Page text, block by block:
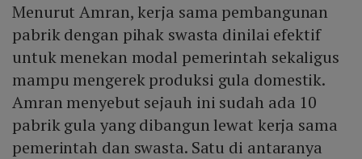
Menurut Amran, kerja sama pembangunan
pabrik dengan pihak swasta dinilai efektif
untuk menekan modal pemerintah sekaligus
mampu mengerek produksi gula domestik.
Amran menyebut sejauh ini sudah ada 10
pabrik gula yang dibangun lewat kerja sama
pemerintah dan swasta. Satu di antaranya